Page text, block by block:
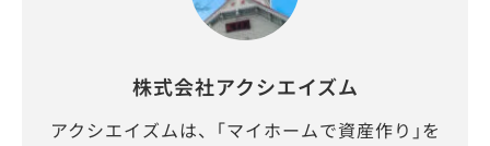
株式会社アクシエイズム
アクシエイズムは、｢マイホームで資産作り｣を